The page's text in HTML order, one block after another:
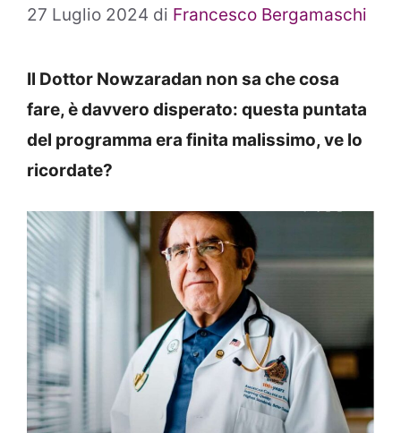
27 Luglio 2024 di Francesco Bergamaschi
Il Dottor Nowzaradan non sa che cosa
fare, è davvero disperato: questa puntata
del programma era finita malissimo, ve lo
ricordate?